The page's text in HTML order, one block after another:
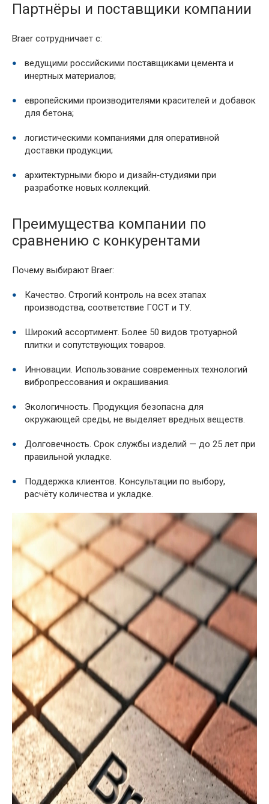
Партнёры и поставщики компании
Braer сотрудничает с:
ведущими российскими поставщиками цемента и
инертных материалов;
европейскими производителями красителей и добавок
для бетона;
логистическими компаниями для оперативной
доставки продукции;
архитектурными бюро и дизайн‑студиями при
разработке новых коллекций.
Преимущества компании по
сравнению с конкурентами
Почему выбирают Braer:
Качество. Строгий контроль на всех этапах
производства, соответствие ГОСТ и ТУ.
Широкий ассортимент. Более 50 видов тротуарной
плитки и сопутствующих товаров.
Инновации. Использование современных технологий
вибропрессования и окрашивания.
Экологичность. Продукция безопасна для
окружающей среды, не выделяет вредных веществ.
Долговечность. Срок службы изделий — до 25 лет при
правильной укладке.
Поддержка клиентов. Консультации по выбору,
расчёту количества и укладке.